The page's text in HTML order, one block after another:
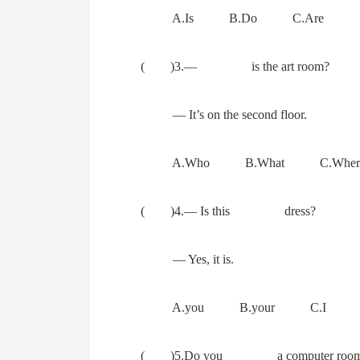
A.Is B.Do C.Are
( )3.— is the art room?
— It’s on the second floor.
A.Who B.What
( )4.— Is this dress?
— Yes, it is.
A.you B.your C.I
( )5.Do you a computer